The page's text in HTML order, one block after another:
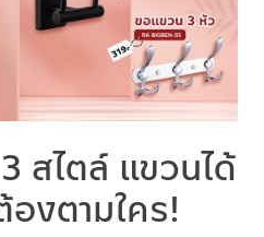
สไตล์ แขวนได้
องตามใคร!